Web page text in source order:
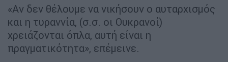
«Αν δεν θέλουμε να νικήσουν ο αυταρχισμός
και η τυραννία, (σ.σ. οι Ουκρανοί)
χρειάζονται όπλα, αυτή είναι η
πραγματικότητα», επέμεινε.